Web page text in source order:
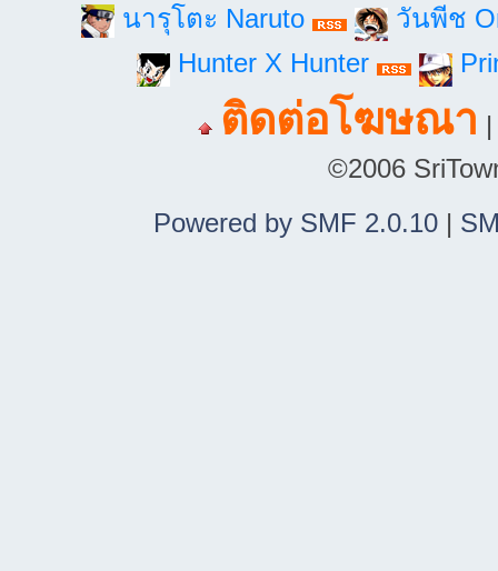
นารุโตะ Naruto
วันพีช
Hunter X Hunter
ติดต่อโฆษณา
©2006
Powered by SMF 2.0.10|